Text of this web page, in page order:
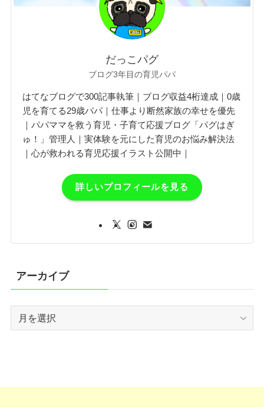
だっこパグ
ブログ3年目の育児パパ
はてなブログで300記事執筆｜ブログ収益4桁達成｜0歳
児を育てる29歳パパ｜仕事より断然家族の幸せを優先
｜パパママを救う育児・子育て応援ブログ「パグはぎ
ゅ！」管理人｜実体験を元にした育児のお悩み解決法
｜心が救われる育児応援イラスト公開中｜
詳しいプロフィールを見る
アーカイブ